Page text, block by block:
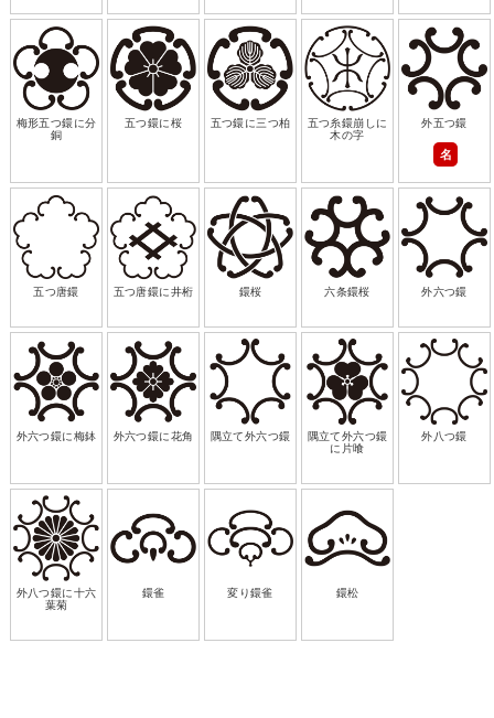
梅形五つ鐶に分
銅
五つ鐶に桜 五つ鐶に三つ柏
五つ糸鐶崩しに
木の字
外五つ鐶
名
五つ唐鐶 五つ唐鐶に井桁 鐶桜 六条鐶桜 外六つ鐶
外六つ鐶に梅鉢 外六つ鐶に花角 隅立て外六つ鐶
隅立て外六つ鐶
に片喰
外八つ鐶
外八つ鐶に十六
葉菊
鐶雀 変り鐶雀 鐶松